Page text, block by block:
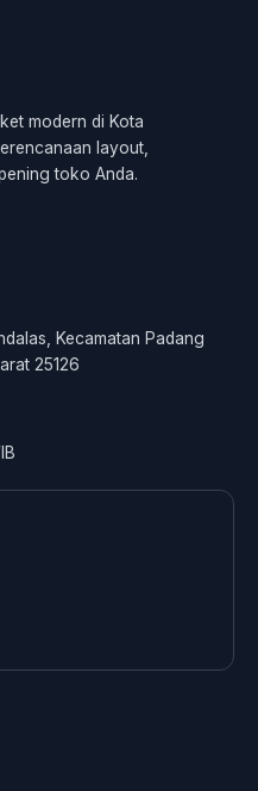
modern di Kota
layout,
toko Anda.
Kecamatan Padang
25126